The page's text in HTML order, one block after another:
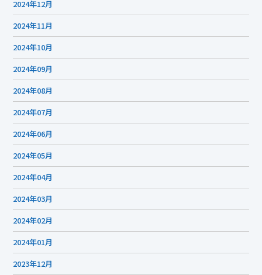
2024年12月
2024年11月
2024年10月
2024年09月
2024年08月
2024年07月
2024年06月
2024年05月
2024年04月
2024年03月
2024年02月
2024年01月
2023年12月